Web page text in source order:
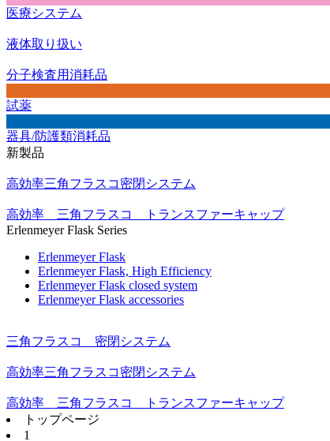
医療システム
液体取り扱い
分子検査用消耗品
試薬
器具/防護類消耗品
新製品
高効率三角フラスコ密閉システム
高効率 三角フラスコ トランスファーキャップ
Erlenmeyer Flask Series
Erlenmeyer Flask
Erlenmeyer Flask, High Efficiency
Erlenmeyer Flask closed system
Erlenmeyer Flask accessories
三角フラスコ 密閉システム
高効率三角フラスコ密閉システム
高効率 三角フラスコ トランスファーキャップ
トップページ
1